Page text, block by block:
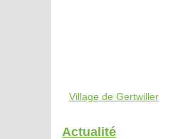
Village de Gertwiller
Actualité